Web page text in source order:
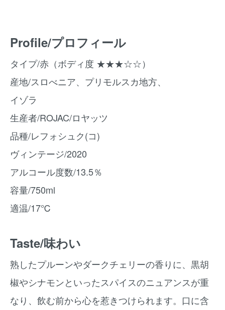
Profile/プロフィール
タイプ/赤（ボディ度 ★★★☆☆）
産地/スロべニア、プリモルスカ地方、
イゾラ
生産者/ROJAC/ロヤッツ
品種/レフォシュク(コ)
ヴィンテージ/2020
アルコール度数/13.5％
容量/750ml
適温/17℃
Taste/味わい
熟したプルーンやダークチェリーの香りに、黒胡
椒やシナモンといったスパイスのニュアンスが重
なり、飲む前から心を惹きつけられます。口に含